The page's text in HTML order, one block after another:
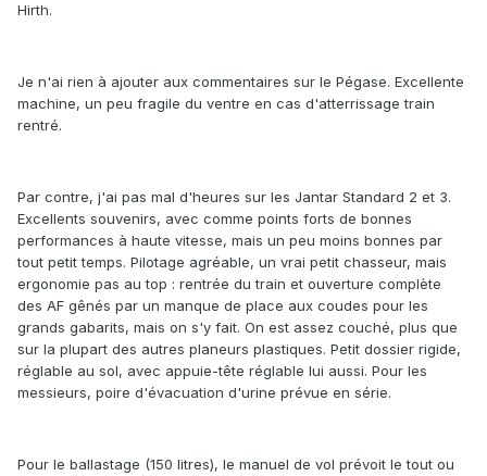
Hirth.
Je n'ai rien à ajouter aux commentaires sur le Pégase. Excellente
machine, un peu fragile du ventre en cas d'atterrissage train
rentré.
Par contre, j'ai pas mal d'heures sur les Jantar Standard 2 et 3.
Excellents souvenirs, avec comme points forts de bonnes
performances à haute vitesse, mais un peu moins bonnes par
tout petit temps. Pilotage agréable, un vrai petit chasseur, mais
ergonomie pas au top : rentrée du train et ouverture complète
des AF gênés par un manque de place aux coudes pour les
grands gabarits, mais on s'y fait. On est assez couché, plus que
sur la plupart des autres planeurs plastiques. Petit dossier rigide,
réglable au sol, avec appuie-tête réglable lui aussi. Pour les
messieurs, poire d'évacuation d'urine prévue en série.
Pour le ballastage (150 litres), le manuel de vol prévoit le tout ou